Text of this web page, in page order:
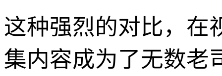
这种强烈的对比，在
集内容成为了无数老